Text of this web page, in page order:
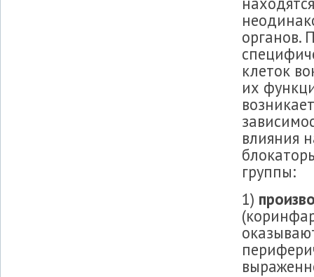
органов.
клеток
их
влияния
группы:
1)